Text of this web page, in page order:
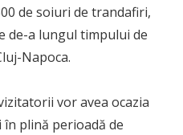
de soiuri de trandafiri,
de-a lungul timpului de
Napoca.
vor avea ocazia
plină perioadă de